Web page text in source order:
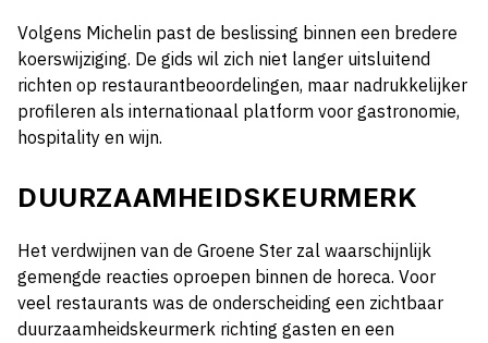
Volgens Michelin past de beslissing binnen een bredere
koerswijziging. De gids wil zich niet langer uitsluitend
richten op restaurantbeoordelingen, maar nadrukkelijker
profileren als internationaal platform voor gastronomie,
hospitality en wijn.
DUURZAAMHEIDSKEURMERK
Het verdwijnen van de Groene Ster zal waarschijnlijk
gemengde reacties oproepen binnen de horeca. Voor
veel restaurants was de onderscheiding een zichtbaar
duurzaamheidskeurmerk richting gasten en een